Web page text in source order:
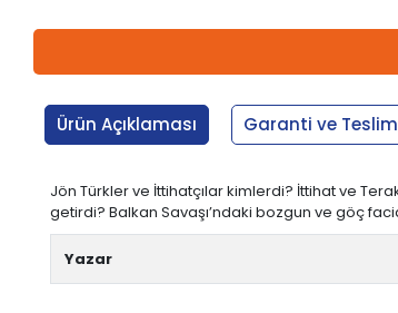
Ürün Açıklaması Garanti ve
Jön Türkler ve İttihatçılar kimlerdi? İttihat ve
getirdi? Balkan Savaşı’ndaki bozgun ve göç
Yazar